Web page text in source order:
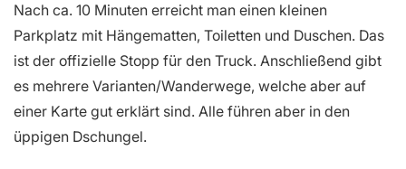
Nach ca. 10 Minuten erreicht man einen kleinen
Parkplatz mit Hängematten, Toiletten und Duschen. Das
ist der offizielle Stopp für den Truck. Anschließend gibt
es mehrere Varianten/Wanderwege, welche aber auf
einer Karte gut erklärt sind. Alle führen aber in den
üppigen Dschungel.